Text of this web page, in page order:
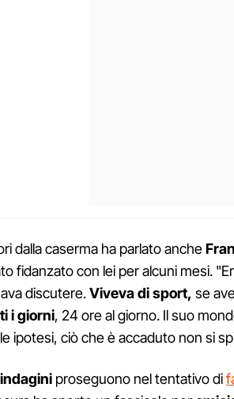
dalla caserma ha parlato anche
fidanzato con lei per alcuni mesi.
discutere.Viveva di sport, se
i giorni, 24 ore al giorno. Il suo
ipotesi, ciò che è accaduto non si
indagini proseguono nel tentativo di